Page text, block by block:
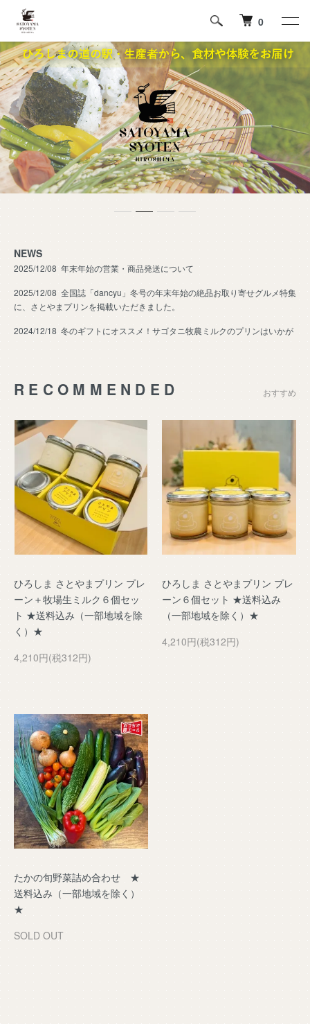
0
NEWS
2025/12/08 年末年始の営業・商品発送について
2025/12/08 全国誌「dancyu」冬号の年末年始の絶品お取り寄せグルメ特集
に、さとやまプリンを掲載いただきました。
2024/12/18 冬のギフトにオススメ！サゴタニ牧農ミルクのプリンはいかが
RECOMMENDED おすすめ
ひろしま さとやまプリン プレ
ーン＋牧場生ミルク６個セッ
ト ★送料込み（一部地域を除
く）★
4,210円(税312円)
ひろしま さとやまプリン プレ
ーン６個セット ★送料込み
（一部地域を除く）★
4,210円(税312円)
たかの旬野菜詰め合わせ ★
送料込み（一部地域を除く）
★
SOLD OUT